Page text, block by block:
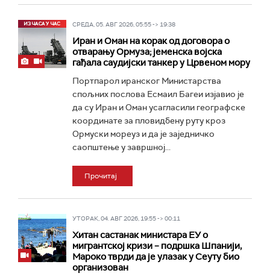
СРЕДА, 05. АВГ 2026, 05:55 -> 19:38
Иран и Оман на корак од договора о
отварању Ормуза; jеменска војска
гађала саудијски танкер у Црвеном мору
Портпарол иранског Министарства
спољних послова Есмаил Багеи изјавио је
да су Иран и Оман усагласили географске
координате за пловидбену руту кроз
Ормуски мореуз и да је заједничко
саопштење у завршној...
Прочитај
УТОРАК, 04. АВГ 2026, 19:55 -> 00:11
Хитан састанак министара ЕУ о
мигрантској кризи – подршка Шпанији,
Мароко тврди да је улазак у Сеуту био
организован